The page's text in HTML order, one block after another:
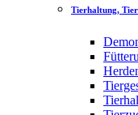
Tierhaltung,